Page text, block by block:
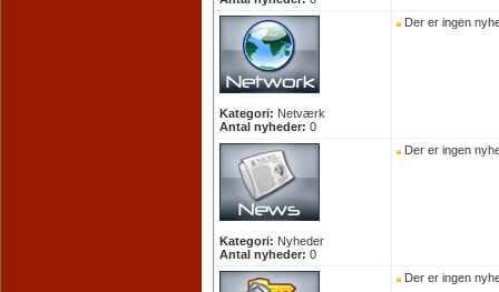
Kategori: Netværk
Antal nyheder: 0
Der er ingen
Kategori: Nyheder
Antal nyheder: 0
Der er ingen
Der er ingen